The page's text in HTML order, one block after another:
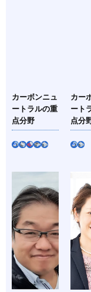
カーボンニュ
ートラルの重
点分野
カー
ート
点分